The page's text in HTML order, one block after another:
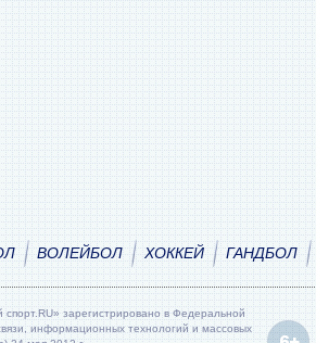
ВОЛЕЙБОЛ ХОККЕЙ ГАНДБОЛ
спорт.RU» зарегистрировано в Федеральной
информационных технологий и массовых